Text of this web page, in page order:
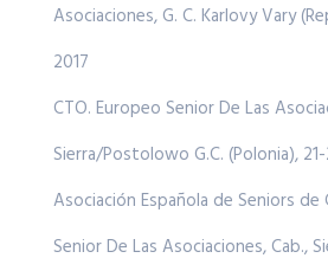
Asociaciones, G. C. Karlovy Vary
2017
CTO. Europeo Senior De Las
Sierra/Postolowo G.C. (Polonia),
Asociación Española de Seniors de
Senior De Las Asociaciones, Cab.,